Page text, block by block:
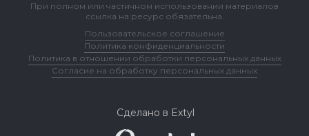
При полном или частичном использовании материалов
ссылка на ресурс обязательна.
Пользовательское соглашение
Политика конфиденциальности
Политика в отношении обработки персональных данных
Согласие на обработку персональных данных
Сделано в Extyl